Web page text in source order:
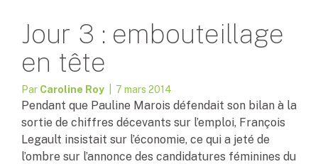
Jour 3 : embouteillage
en tête
Par Caroline Roy | 7 mars 2014
Pendant que Pauline Marois défendait son bilan à la
sortie de chiffres décevants sur l’emploi, François
Legault insistait sur l’économie, ce qui a jeté de
l’ombre sur l’annonce des candidatures féminines du